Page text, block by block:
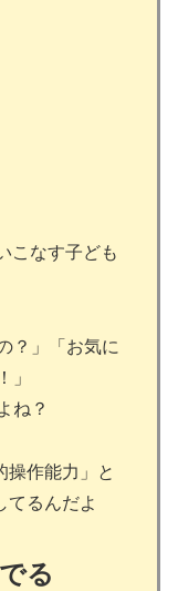
こなす子ども
？」「お気に
」
ね？
操作能力」と
てるんだよ
る